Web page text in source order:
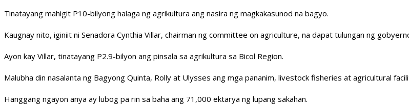
Tinatayang mahigit P10-bilyong halaga ng agrikultura ang nasira ng magkakasunod na bagyo.
Kaugnay nito, iginiit ni Senadora Cynthia Villar, chairman ng committee on agriculture, na dapat tulungan ng
Ayon kay Villar, tinatayang P2.9-bilyon ang pinsala sa agrikultura sa Bicol Region.
Malubha din nasalanta ng Bagyong Quinta, Rolly at Ulysses ang mga pananim, livestock fisheries at agricultural
Hanggang ngayon anya ay lubog pa rin sa baha ang 71,000 ektarya ng lupang sakahan.